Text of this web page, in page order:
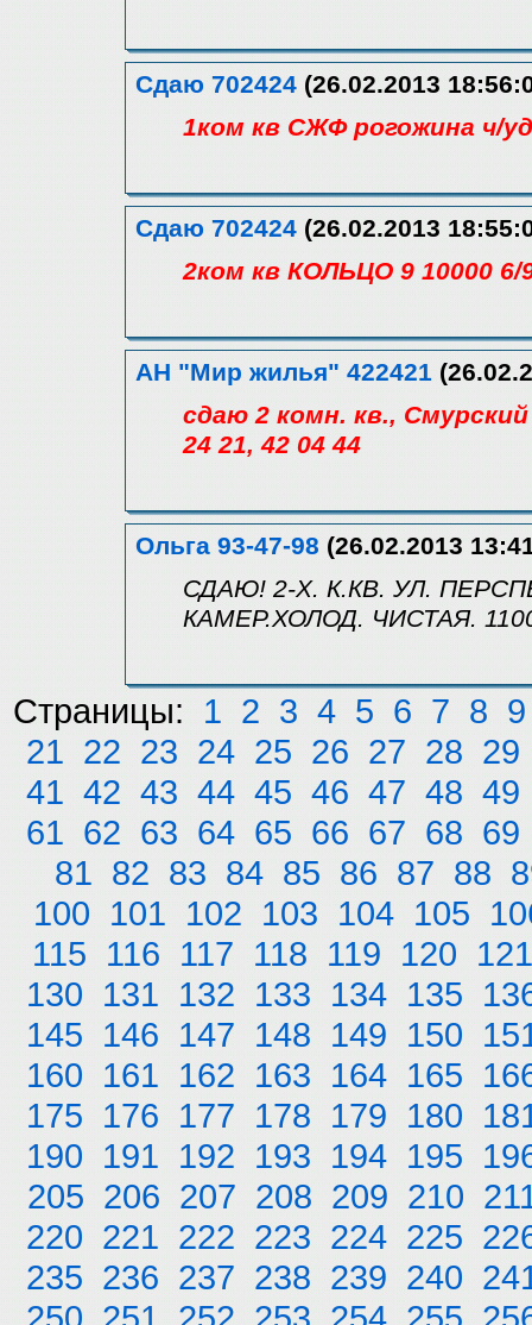
Сдаю 702424 (26.02.2013
1ком кв СЖФ рогожина ч/
Сдаю 702424 (26.02.2013
2ком кв КОЛЬЦО 9 10000
АН "Мир жилья" 422421
сдаю 2 комн. кв.,
24 21, 42 04 44
Ольга 93-47-98 (26.02.2013
СДАЮ! 2-Х. К.КВ. УЛ.
КАМЕР.ХОЛОД. ЧИСТАЯ.
Страницы: 1 2 3 4 5 6 7 8 9
21 22 23 24 25 26 27 28 29
41 42 43 44 45 46 47 48 49
61 62 63 64 65 66 67 68 69
81 82 83 84 85 86 87 88
100 101 102 103 104 105
115 116 117 118 119 120 121
130 131 132 133 134 135
145 146 147 148 149 150
160 161 162 163 164 165
175 176 177 178 179 180
190 191 192 193 194 195
205 206 207 208 209 210
220 221 222 223 224 225
235 236 237 238 239 240